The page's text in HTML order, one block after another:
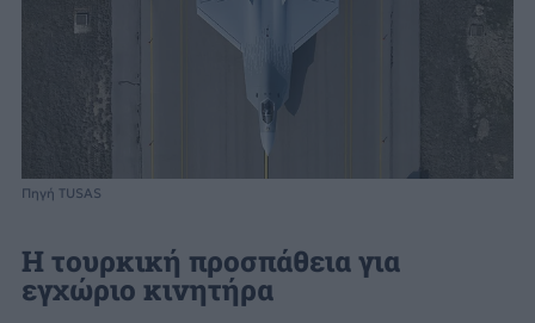
Πηγή TUSAS
Η τουρκική προσπάθεια για
εγχώριο κινητήρα